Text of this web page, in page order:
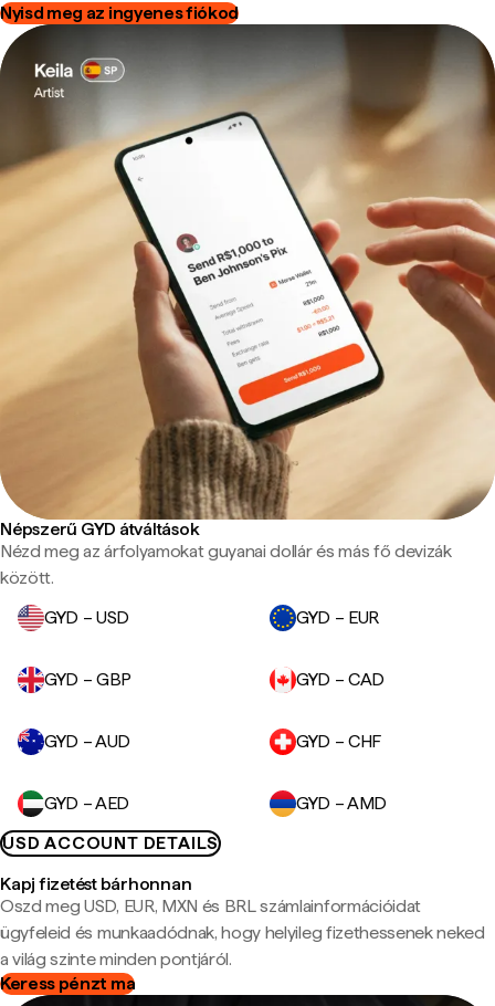
Nyisd meg az ingyenes fiókod
Népszerű GYD átváltások
Nézd meg az árfolyamokat guyanai dollár és más fő devizák
között.
GYD – USD
GYD – EUR
GYD – GBP GYD – CAD
GYD – AUD GYD – CHF
GYD – AED
GYD – AMD
USD ACCOUNT DETAILS
Kapj fizetést bárhonnan
Oszd meg USD, EUR, MXN és BRL számlainformációidat
ügyfeleid és munkaadódnak, hogy helyileg fizethessenek neked
a világ szinte minden pontjáról.
Keress pénzt ma